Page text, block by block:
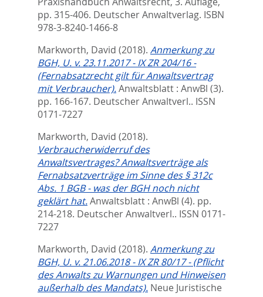
pp. 315-406. Deutscher Anwaltverlag. ISBN
978-3-8240-1466-8
Markworth, David (2018). Anmerkung zu
BGH, U. v. 23.11.2017 - IX ZR 204/16 -
(Fernabsatzrecht gilt für Anwaltsvertrag
mit Verbraucher).Anwaltsblatt : AnwBl (3).
pp. 166-167. Deutscher Anwaltverl.. ISSN
0171-7227
Markworth, David (2018).
Verbraucherwiderruf des
Anwaltsvertrages? Anwaltsverträge als
Fernabsatzverträge im Sinne des § 312c
Abs. 1 BGB - was der BGH noch nicht
geklärt hat.Anwaltsblatt : AnwBl (4). pp.
214-218. Deutscher Anwaltverl.. ISSN 0171-
7227
Markworth, David (2018). Anmerkung zu
BGH, U. v. 21.06.2018 - IX ZR 80/17 - (Pflicht
des Anwalts zu Warnungen und Hinweisen
außerhalb des Mandats). Neue Juristische